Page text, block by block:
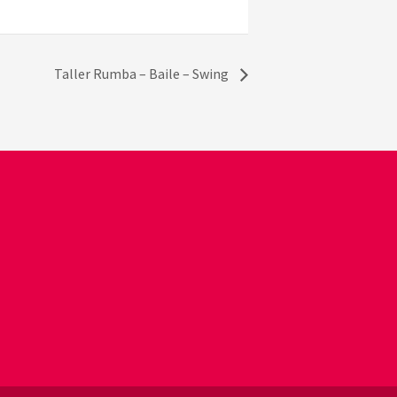
Taller Rumba – Baile – Swing